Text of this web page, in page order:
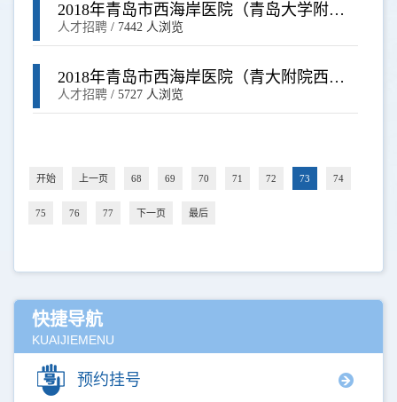
2018年青岛市西海岸医院（青岛大学附属
医院西海岸院区）公开招聘工作人员成绩
公示及体检通知
人才招聘/ 7442 人浏览
2018年青岛市西海岸医院（青大附院西海
岸院区）公开招聘面试答辩成绩
人才招聘/ 5727 人浏览
开始 上一页 68 69 70 71 72 73 74
75 76 77 下一页 最后
快捷导航
KUAIJIEMENU
预约挂号